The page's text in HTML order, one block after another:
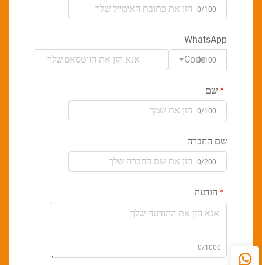
0/100
WhatsApp
Code0/100
שם
0/100
שם החברה
0/200
הודעה
0/1000